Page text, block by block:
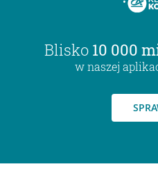
Blisko 10 000
w naszej